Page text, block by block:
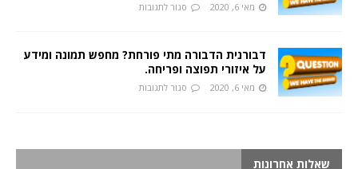
מאי 6, 2020 סגור לתגובות
דבורנית הדבורה מתי פורחת? מחפש תמונה ומידע
על איזורי תפוצה ופריחה.
מאי 6, 2020 סגור לתגובות
שאלות אחרונות